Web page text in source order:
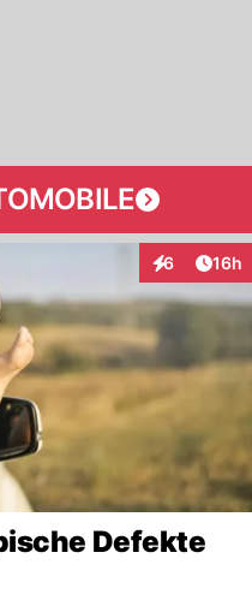
6
Interaktionen
16h
Defekte